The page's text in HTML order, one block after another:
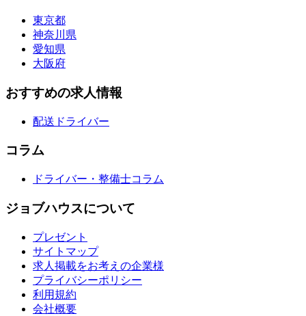
東京都
神奈川県
愛知県
大阪府
おすすめの求人情報
配送ドライバー
コラム
ドライバー・整備士コラム
ジョブハウスについて
プレゼント
サイトマップ
求人掲載をお考えの企業様
プライバシーポリシー
利用規約
会社概要